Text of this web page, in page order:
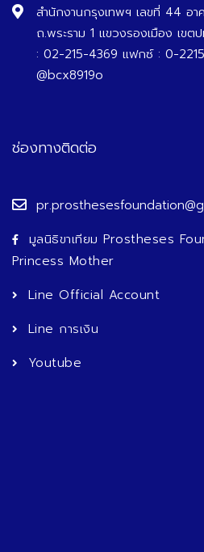
สำนักงานกรุงเทพฯ เลขที่ 44 อ
ถ.พระราม 1 แขวงรองเมือง เข
: 02-215-4369 แฟกซ์ : 0-
@bcx8919o
ช่องทางติดต่อ
มูลนิธิขาเทียม Prostheses
Princess Mother
Line Official Account
Line การเงิน
Youtube